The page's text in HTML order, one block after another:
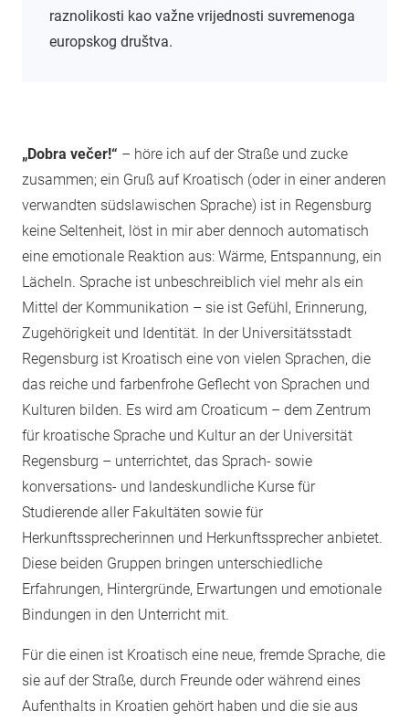
raznolikosti kao važne vrijednosti suvremenoga
europskog društva.
„Dobra večer!“ – höre ich auf der Straße und zucke
zusammen; ein Gruß auf Kroatisch (oder in einer anderen
verwandten südslawischen Sprache) ist in Regensburg
keine Seltenheit, löst in mir aber dennoch automatisch
eine emotionale Reaktion aus: Wärme, Entspannung, ein
Lächeln. Sprache ist unbeschreiblich viel mehr als ein
Mittel der Kommunikation – sie ist Gefühl, Erinnerung,
Zugehörigkeit und Identität. In der Universitätsstadt
Regensburg ist Kroatisch eine von vielen Sprachen, die
das reiche und farbenfrohe Geflecht von Sprachen und
Kulturen bilden. Es wird am Croaticum – dem Zentrum
für kroatische Sprache und Kultur an der Universität
Regensburg – unterrichtet, das Sprach- sowie
konversations- und landeskundliche Kurse für
Studierende aller Fakultäten sowie für
Herkunftssprecherinnen und Herkunftssprecher anbietet.
Diese beiden Gruppen bringen unterschiedliche
Erfahrungen, Hintergründe, Erwartungen und emotionale
Bindungen in den Unterricht mit.
Für die einen ist Kroatisch eine neue, fremde Sprache, die
sie auf der Straße, durch Freunde oder während eines
Aufenthalts in Kroatien gehört haben und die sie aus